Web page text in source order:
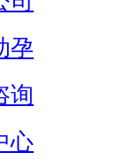
孕
询
心